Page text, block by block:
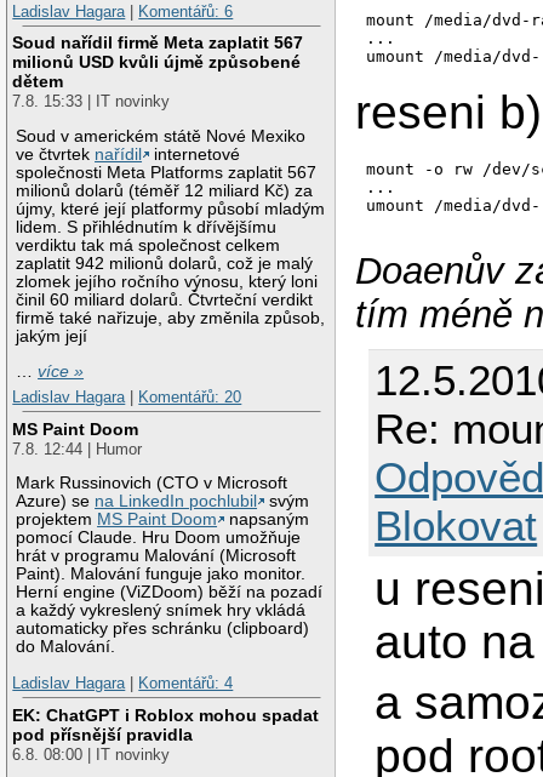
Ladislav Hagara | Komentářů: 6
Soud nařídil firmě Meta zaplatit 567
milionů USD kvůli újmě způsobené
dětem
7.8. 15:33 | IT novinky
Soud v americkém státě Nové Mexiko
ve čtvrtek nařídil
internetové
společnosti Meta Platforms zaplatit 567
milionů dolarů (téměř 12 miliard Kč) za
újmy, které její platformy působí mladým
lidem. S přihlédnutím k dřívějšímu
verdiktu tak má společnost celkem
zaplatit 942 milionů dolarů, což je malý
zlomek jejího ročního výnosu, který loni
činil 60 miliard dolarů. Čtvrteční verdikt
firmě také nařizuje, aby změnila způsob,
jakým její
…více »
Ladislav Hagara| Komentářů: 20
MS Paint Doom
7.8. 12:44 | Humor
Mark Russinovich (CTO v Microsoft
Azure) se na LinkedIn pochlubil
svým
projektem MS Paint Doom
napsaným
pomocí Claude. Hru Doom umožňuje
hrát v programu Malování (Microsoft
Paint). Malování funguje jako monitor.
Herní engine (ViZDoom) běží na pozadí
a každý vykreslený snímek hry vkládá
automaticky přes schránku (clipboard)
do Malování.
Ladislav Hagara| Komentářů: 4
EK: ChatGPT i Roblox mohou spadat
pod přísnější pravidla
6.8. 08:00 | IT novinky
mount /media/dvd-
...
reseni
mount -o rw /dev/
...
Doaenův
tím méně
Re:
Blokovat
u
auto
a
pod